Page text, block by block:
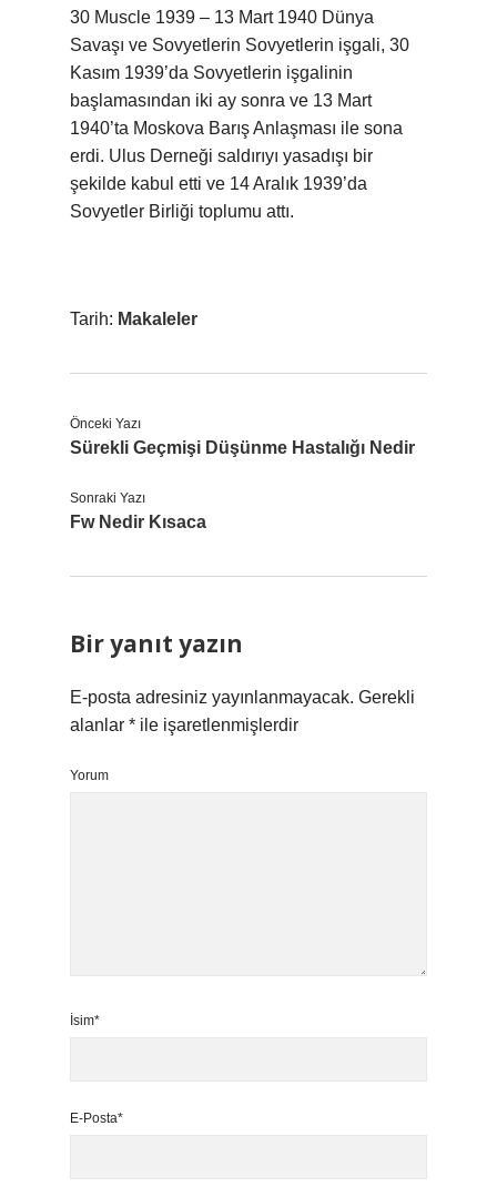
30 Muscle 1939 – 13 Mart 1940 Dünya
Savaşı ve Sovyetlerin Sovyetlerin işgali, 30
Kasım 1939’da Sovyetlerin işgalinin
başlamasından iki ay sonra ve 13 Mart
1940’ta Moskova Barış Anlaşması ile sona
erdi. Ulus Derneği saldırıyı yasadışı bir
şekilde kabul etti ve 14 Aralık 1939’da
Sovyetler Birliği toplumu attı.
Tarih: Makaleler
Önceki Yazı
Sürekli Geçmişi Düşünme Hastalığı Nedir
Sonraki Yazı
Fw Nedir Kısaca
Bir yanıt yazın
E-posta adresiniz yayınlanmayacak. Gerekli
alanlar * ile işaretlenmişlerdir
Yorum
İsim*
E-Posta*